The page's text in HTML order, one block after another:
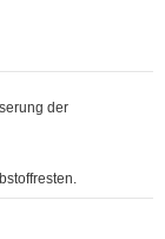
der